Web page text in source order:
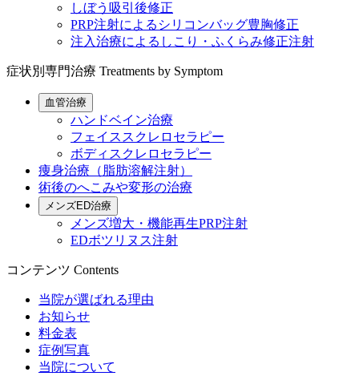
しぼう吸引後修正
PRP注射によるシリコンバッグ豊胸修正
注入治療によるしこり・ふくらみ修正注射
症状別専門治療 Treatments by Symptom
血管治療
ハンドベイン治療
フェイススクレロセラピー
ボディスクレロセラピー
痩身治療（脂肪溶解注射）
術後のへこみや変形の治療
メンズED治療
メンズ増大・機能再生PRP注射
EDボツリヌス注射
コンテンツ Contents
当院が選ばれる理由
お知らせ
料金表
症例写真
当院について